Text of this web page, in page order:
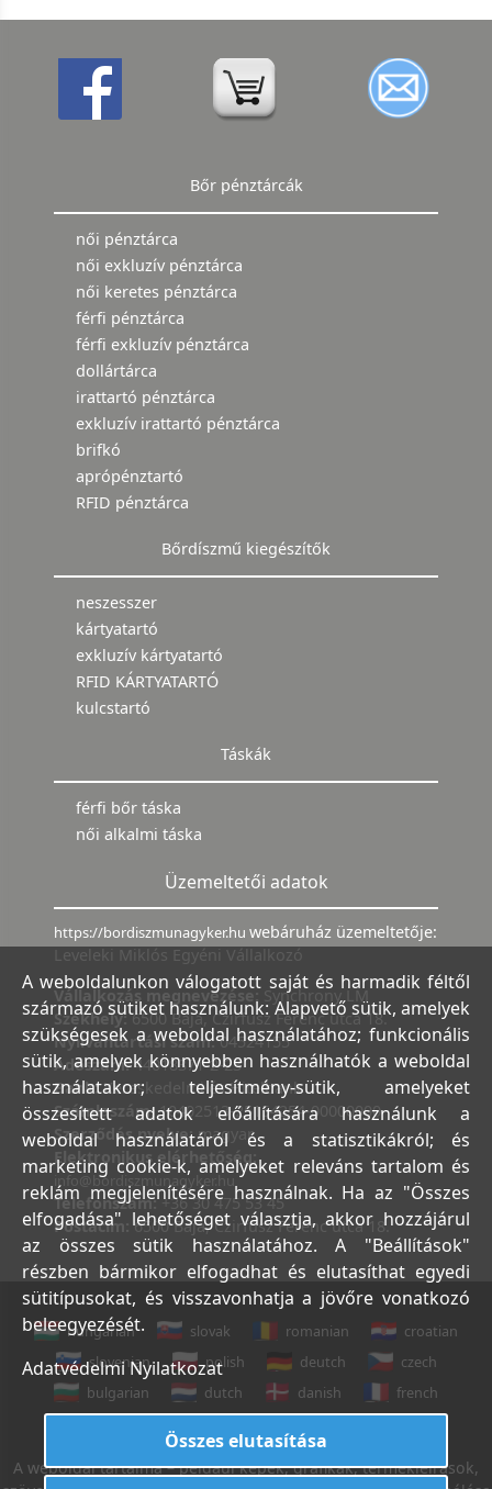
Bőr pénztárcák
női pénztárca
női exkluzív pénztárca
női keretes pénztárca
férfi pénztárca
férfi exkluzív pénztárca
dollártárca
irattartó pénztárca
exkluzív irattartó pénztárca
brifkó
aprópénztartó
RFID pénztárca
Bőrdíszmű kiegészítők
neszesszer
kártyatartó
exkluzív kártyatartó
RFID KÁRTYATARTÓ
kulcstartó
Táskák
férfi bőr táska
női alkalmi táska
Üzemeltetői adatok
https://bordiszmunagyker.hu webáruház üzemeltetője:
Leveleki Miklós Egyéni Vállalkozó
Vállalkozás megnevezése: Synchrony LM
Székhely:6500 Baja, Czirfusz Ferenc utca 18.
Nyilvántartási szám:04524155
Adószám:44018371-2-23
Bank:Kereskedelmi és Hitelbank
Számlaszám:10402513-25154254-00000000
Szerződés nyelve:magyar
Elektronikus elérhetőség:
info@bordiszmunagyker.hu
Telefonszám: +36 30 475 53 45
Postacím:6500 Baja, Czirfusz Ferenc utca 18.
hungarian slovak romanian
croatian
slovenian
polish deutch
czech
bulgarian
dutch danish
french
A weboldal tartalma – például képek, grafikák, termékleírások,
A weboldalunkon válogatott saját és harmadik féltől
származó sütiket használunk: Alapvető sütik, amelyek
szükségesek a weboldal használatához; funkcionális
sütik, amelyek könnyebben használhatók a weboldal
használatakor; teljesítmény-sütik, amelyeket
összesített adatok előállítására használunk a
weboldal használatáról és a statisztikákról; és
marketing cookie-k, amelyeket releváns tartalom és
reklám megjelenítésére használnak. Ha az "Összes
elfogadása" lehetőséget választja, akkor hozzájárul
az összes sütik használatához. A "Beállítások"
részben bármikor elfogadhat és elutasíthat egyedi
sütitípusokat, és visszavonhatja a jövőre vonatkozó
beleegyezését.
Adatvédelmi Nyilatkozat
Összes elutasítása